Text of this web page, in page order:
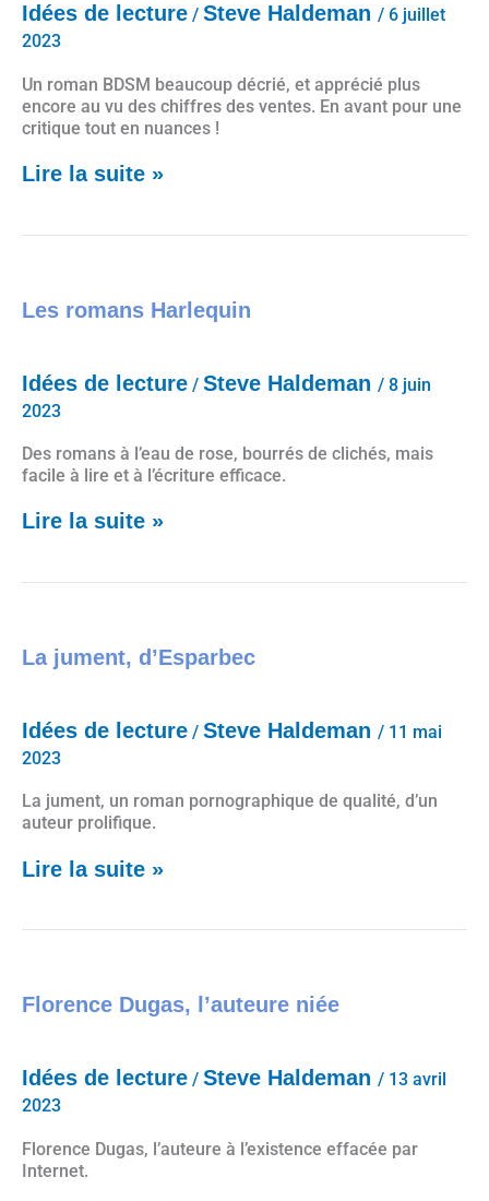
Idées de lecture / Steve Haldeman / 6 juillet
2023
Un roman BDSM beaucoup décrié, et apprécié plus
encore au vu des chiffres des ventes. En avant pour une
critique tout en nuances !
Lire la suite »
Les romans Harlequin
Idées de lecture / Steve Haldeman / 8 juin
2023
Des romans à l’eau de rose, bourrés de clichés, mais
facile à lire et à l’écriture efficace.
Lire la suite »
La jument, d’Esparbec
Idées de lecture / Steve Haldeman / 11 mai
2023
La jument, un roman pornographique de qualité, d’un
auteur prolifique.
Lire la suite »
Florence Dugas, l’auteure niée
Idées de lecture / Steve Haldeman / 13 avril
2023
Florence Dugas, l’auteure à l’existence effacée par
Internet.